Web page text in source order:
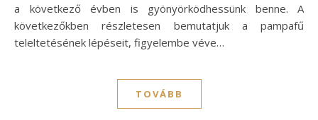
a következő évben is gyönyörködhessünk benne. A
következőkben részletesen bemutatjuk a pampafű
teleltetésének lépéseit, figyelembe véve…
TOVÁBB